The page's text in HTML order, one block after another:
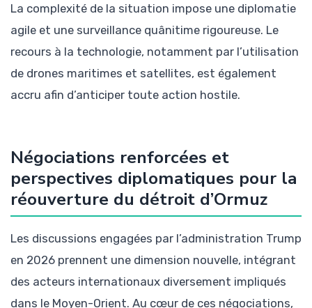
La complexité de la situation impose une diplomatie
agile et une surveillance quânitime rigoureuse. Le
recours à la technologie, notamment par l’utilisation
de drones maritimes et satellites, est également
accru afin d’anticiper toute action hostile.
Négociations renforcées et
perspectives diplomatiques pour la
réouverture du détroit d’Ormuz
Les discussions engagées par l’administration Trump
en 2026 prennent une dimension nouvelle, intégrant
des acteurs internationaux diversement impliqués
dans le Moyen-Orient. Au cœur de ces négociations,